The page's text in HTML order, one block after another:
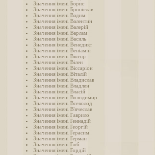
Значення імені Борис
Значення імені Броніслав
Значення імені Вадим
Значення імені Валентин
Значення імені Валерій
Значення імені Варлам
Значення імені Василь
Значення імені Венедикт
Значення імені Веніамін
Значення імені Віктор
Значення імені Вілен
Значення імені Віссаріон
Значення імені Віталій
Значення імені Владислав
Значення імені Владлен
Значення імені Власій
Значення імені Володимир
Значення імені Всеволод
Значення імені В'ячеслав
Значення імені Гаврило
Значення імені Геннадій
Значення імені Георгій
Значення імені Герасим
Значення імені Герман
Значення імені Гліб
Значення імені Гордій